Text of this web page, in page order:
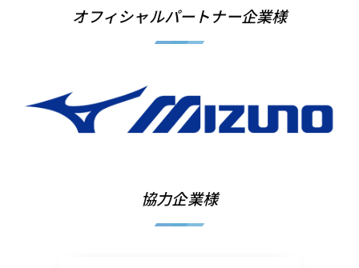
オフィシャルパートナー企業様
協力企業様